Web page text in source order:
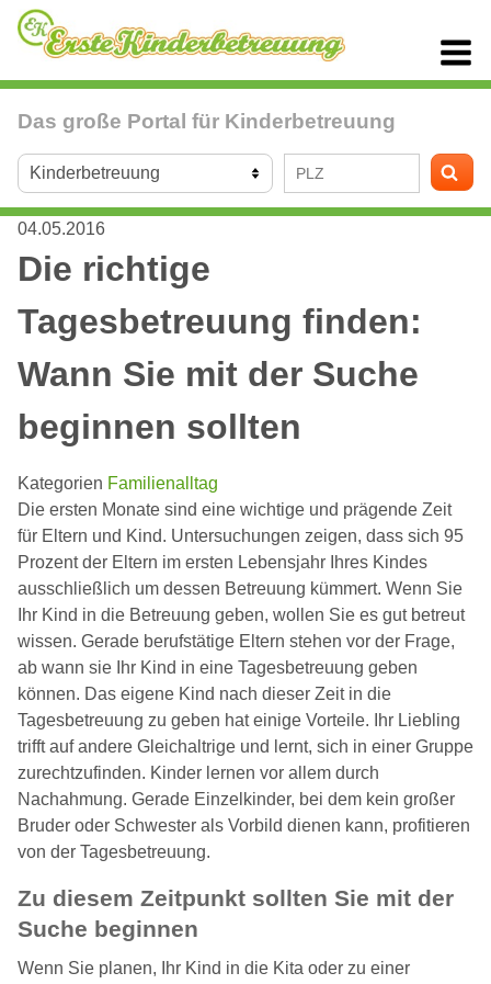
Das große Portal für Kinderbetreuung
04.05.2016
Die richtige
Tagesbetreuung finden:
Wann Sie mit der Suche
beginnen sollten
Kategorien Familienalltag
Die ersten Monate sind eine wichtige und prägende Zeit
für Eltern und Kind. Untersuchungen zeigen, dass sich 95
Prozent der Eltern im ersten Lebensjahr Ihres Kindes
ausschließlich um dessen Betreuung kümmert. Wenn Sie
Ihr Kind in die Betreuung geben, wollen Sie es gut betreut
wissen. Gerade berufstätige Eltern stehen vor der Frage,
ab wann sie Ihr Kind in eine Tagesbetreuung geben
können. Das eigene Kind nach dieser Zeit in die
Tagesbetreuung zu geben hat einige Vorteile. Ihr Liebling
trifft auf andere Gleichaltrige und lernt, sich in einer Gruppe
zurechtzufinden. Kinder lernen vor allem durch
Nachahmung. Gerade Einzelkinder, bei dem kein großer
Bruder oder Schwester als Vorbild dienen kann, profitieren
von der Tagesbetreuung.
Zu diesem Zeitpunkt sollten Sie mit der
Suche beginnen
Wenn Sie planen, Ihr Kind in die Kita oder zu einer